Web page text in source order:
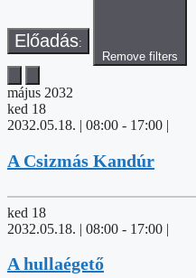
Előadás:
Remove filters
május 2032
ked 18
2032.05.18. | 08:00 - 17:00 |
A Csizmás Kandúr
ked 18
2032.05.18. | 08:00 - 17:00 |
A hullaégető